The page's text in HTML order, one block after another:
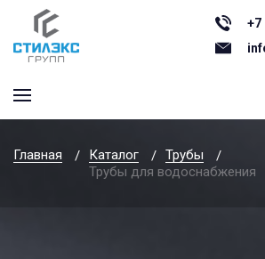
+7
Главная Каталог
Трубы
Трубы для водоснабжения